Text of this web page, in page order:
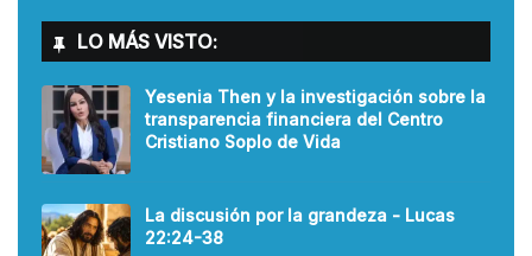
LO MÁS VISTO:
Yesenia Then y la investigación sobre la
transparencia financiera del Centro
Cristiano Soplo de Vida
La discusión por la grandeza - Lucas
22:24-38